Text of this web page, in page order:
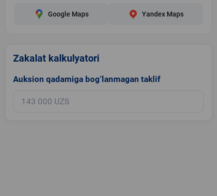
Google Maps Yandex Maps
Zakalat kalkulyatori
Auksion qadamiga bog‘lanmagan taklif